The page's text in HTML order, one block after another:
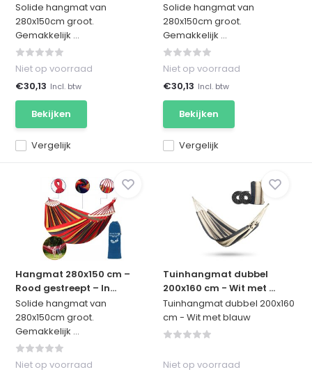
Solide hangmat van
280x150cm groot.
Gemakkelijk ...
Vergelijk
Niet op voorraad
€30,13 Incl. btw
Bekijken
Solide hangmat van
280x150cm groot.
Gemakkelijk ...
Vergelijk
Niet op voorraad
€30,13 Incl. btw
Bekijken
Hangmat 280x150 cm –
Rood gestreept – In...
Solide hangmat van
280x150cm groot.
Gemakkelijk ...
Niet op voorraad
Tuinhangmat dubbel
200x160 cm - Wit met ...
Tuinhangmat dubbel 200x160
cm - Wit met blauw
Niet op voorraad